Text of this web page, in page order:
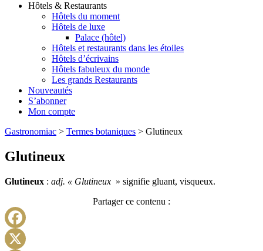
Hôtels & Restaurants
Hôtels du moment
Hôtels de luxe
Palace (hôtel)
Hôtels et restaurants dans les étoiles
Hôtels d’écrivains
Hôtels fabuleux du monde
Les grands Restaurants
Nouveautés
S’abonner
Mon compte
Gastronomiac > Termes botaniques > Glutineux
Glutineux
Glutineux : adj. « Glutineux » signifie gluant, visqueux.
Partager ce contenu :